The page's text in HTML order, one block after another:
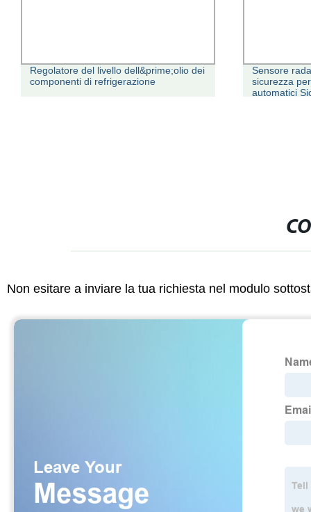
Regolatore del livello dell&prime;olio dei
componenti di refrigerazione
Sensore
sicurezza
automatici
Non esitare a inviare la tua richiesta nel modulo